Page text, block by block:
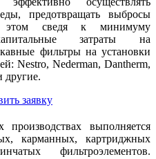
предотвращать выбросы
сведя к минимуму
затраты на
фильтры на установки
Nestro, Nederman, Dantherm,
другие.
заявку
выполняется
карманных, картриджных
фильтроэлементов.